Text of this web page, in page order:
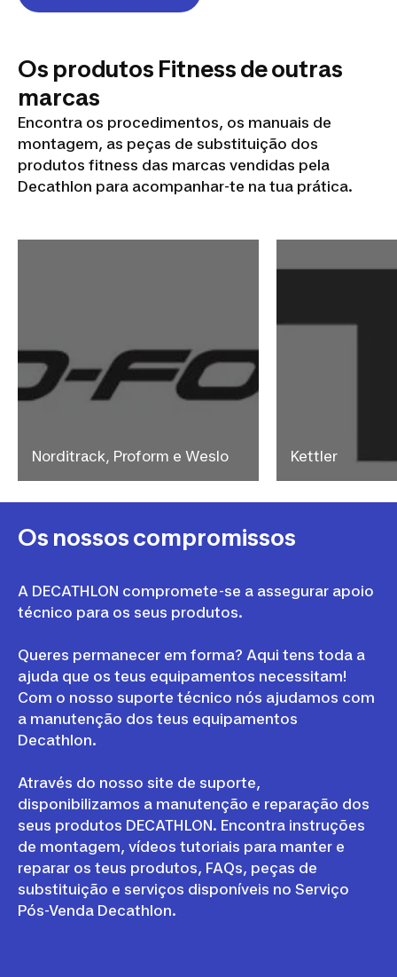
Os produtos Fitness de outras
marcas
Encontra os procedimentos, os manuais de
montagem, as peças de substituição dos
produtos fitness das marcas vendidas pela
Decathlon para acompanhar-te na tua prática.
Norditrack, Proform e Weslo Kettler
Os nossos compromissos
A DECATHLON compromete-se a assegurar apoio
técnico para os seus produtos.
Queres permanecer em forma? Aqui tens toda a
ajuda que os teus equipamentos necessitam!
Com o nosso suporte técnico nós ajudamos com
a manutenção dos teus equipamentos
Decathlon.
Através do nosso site de suporte,
disponibilizamos a manutenção e reparação dos
seus produtos DECATHLON. Encontra instruções
de montagem, vídeos tutoriais para manter e
reparar os teus produtos, FAQs, peças de
substituição e serviços disponíveis no Serviço
Pós-Venda Decathlon.